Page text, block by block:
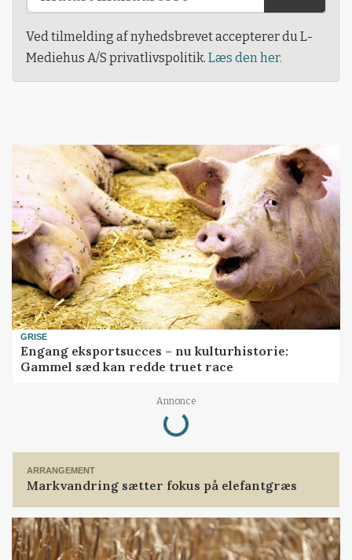
Ved tilmelding af nyhedsbrevet accepterer du L-
Mediehus A/S privatlivspolitik. Læs den her.
GRISE
Engang eksportsucces – nu kulturhistorie:
Gammel sæd kan redde truet race
Annonce
Loading...
ARRANGEMENT
Markvandring sætter fokus på elefantgræs